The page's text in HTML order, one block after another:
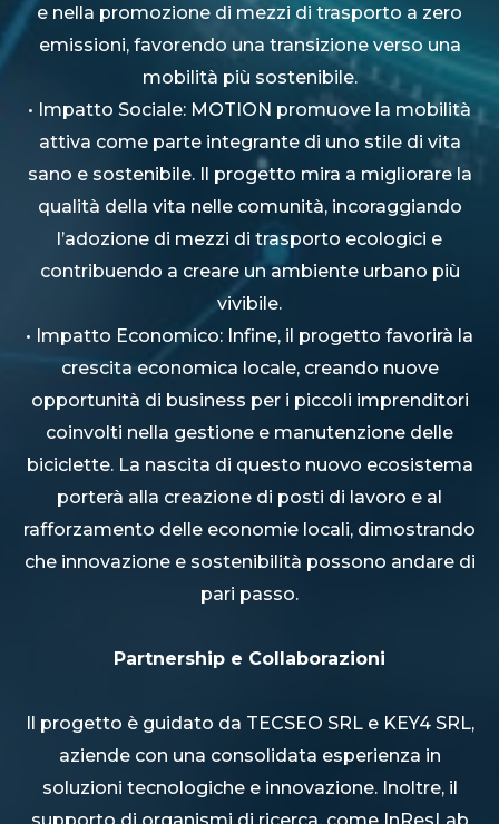
e nella promozione di mezzi di trasporto a zero
emissioni, favorendo una transizione verso una
mobilità più sostenibile.
• Impatto Sociale: MOTION promuove la mobilità
attiva come parte integrante di uno stile di vita
sano e sostenibile. Il progetto mira a migliorare la
qualità della vita nelle comunità, incoraggiando
l’adozione di mezzi di trasporto ecologici e
contribuendo a creare un ambiente urbano più
vivibile.
• Impatto Economico: Infine, il progetto favorirà la
crescita economica locale, creando nuove
opportunità di business per i piccoli imprenditori
coinvolti nella gestione e manutenzione delle
biciclette. La nascita di questo nuovo ecosistema
porterà alla creazione di posti di lavoro e al
rafforzamento delle economie locali, dimostrando
che innovazione e sostenibilità possono andare di
pari passo.
Partnership e Collaborazioni
Il progetto è guidato da TECSEO SRL e KEY4 SRL,
aziende con una consolidata esperienza in
soluzioni tecnologiche e innovazione. Inoltre, il